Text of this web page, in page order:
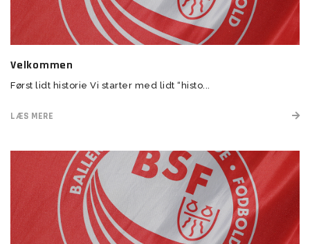
Velkommen
Først lidt historie Vi starter med lidt “histo...
LÆS MERE